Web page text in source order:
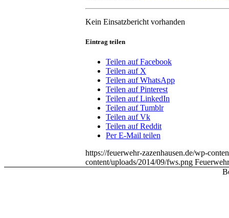
Kein Einsatzbericht vorhanden
Eintrag teilen
Teilen auf Facebook
Teilen auf X
Teilen auf WhatsApp
Teilen auf Pinterest
Teilen auf LinkedIn
Teilen auf Tumblr
Teilen auf Vk
Teilen auf Reddit
Per E-Mail teilen
https://feuerwehr-zazenhausen.de/wp-
content/uploads/2014/09/fws.png